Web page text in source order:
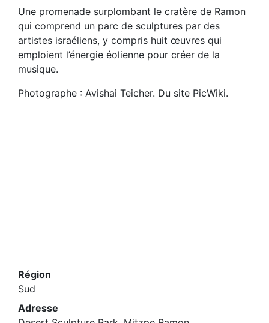
Une promenade surplombant le cratère de Ramon
qui comprend un parc de sculptures par des
artistes israéliens, y compris huit œuvres qui
emploient l’énergie éolienne pour créer de la
musique.
Photographe : Avishai Teicher. Du site PicWiki.
Région
Sud
Adresse